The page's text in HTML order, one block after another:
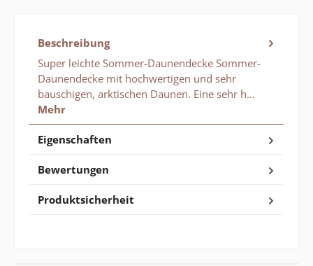
Beschreibung
Super leichte Sommer-Daunendecke Sommer-
Daunendecke mit hochwertigen und sehr
bauschigen, arktischen Daunen. Eine sehr h…
Mehr
Eigenschaften
Bewertungen
Produktsicherheit